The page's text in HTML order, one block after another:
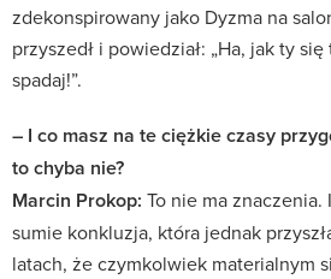
zdekonspirowany jako Dyzma na
przyszedł i powiedział: „Ha, jak ty
spadaj!”.
– I co masz na te ciężkie czasy
to chyba nie?
Marcin Prokop: To nie ma
sumie konkluzja, która jednak
latach, że czymkolwiek materialnym